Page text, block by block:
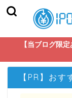
【当ブログ限
【PR】お